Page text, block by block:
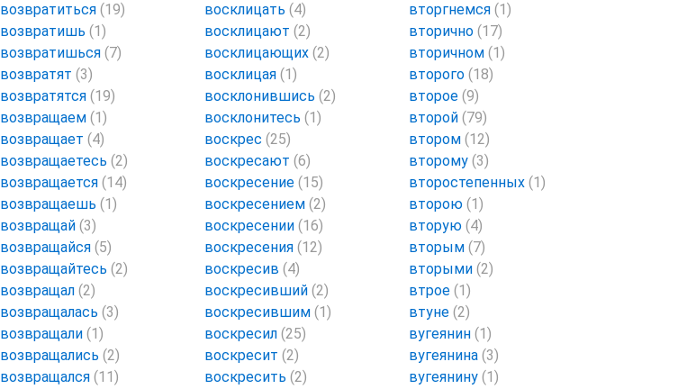
возвратиться (19)
возвратишь (1)
возвратишься (7)
возвратят (3)
возвратятся (19)
возвращаем (1)
возвращает (4)
возвращаетесь (2)
возвращается (14)
возвращаешь (1)
возвращай (3)
возвращайся (5)
возвращайтесь (2)
возвращал (2)
возвращалась (3)
возвращали (1)
возвращались (2)
возвращался (11)
восклицать (4)
восклицают (2)
восклицающих (2)
восклицая (1)
восклонившись (2)
восклонитесь (1)
воскрес (25)
воскресают (6)
воскресение (15)
воскресением (2)
воскресении (16)
воскресения (12)
воскресив (4)
воскресивший (2)
воскресившим (1)
воскресил (25)
воскресит (2)
воскресить (2)
вторгнемся (1)
вторично (17)
вторичном (1)
второго (18)
второе (9)
второй (79)
втором (12)
второму (3)
второстепенных (1)
второю (1)
вторую (4)
вторым (7)
вторыми (2)
втрое (1)
втуне (2)
вугеянин (1)
вугеянина (3)
вугеянину (1)